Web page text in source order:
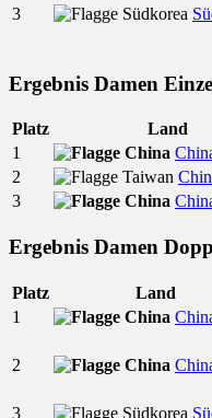
3
Ergebnis Damen
Platz Land
1
2
3
Ergebnis Damen
Platz Land
1
2
3